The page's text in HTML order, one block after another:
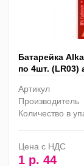
Батарейка
по 4шт. (LR03)
Артикул
Производитель
Количество в
Цена с НДС
1 р. 44